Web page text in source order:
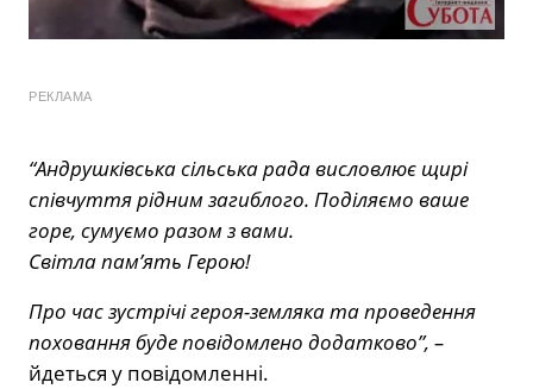
РЕКЛАМА
“Андрушківська сільська рада висловлює щирі
співчуття рідним загиблого. Поділяємо ваше
горе, сумуємо разом з вами.
Світла пам’ять Герою!
Про час зустрічі героя-земляка та проведення
поховання буде повідомлено додатково”, –
йдеться у повідомленні.